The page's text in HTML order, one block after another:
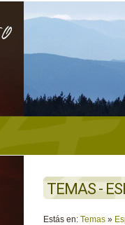
TEMAS -
Estás en: Temas »